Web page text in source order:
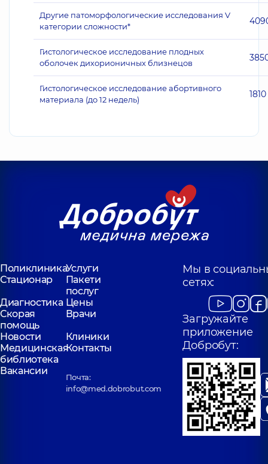
Другие патоморфологические исследования V
категории сложности*
Гистологическое исследование плодных
оболочек дихорионичных близнецов
Гистологическое исследование абортивного
материала (до 12 недель)
1810
ПоликлиникаУслуги
Стационар
Пакети
послуг
Диагностика Цены
Скорая
помощь
Врачи
Новости
Клиники
Медицинская
библиотека
Контакты
Вакансии
Почта:
info@med.dobrobut.com
Мы в
сетях:
Загружайте
приложение
Добробут: